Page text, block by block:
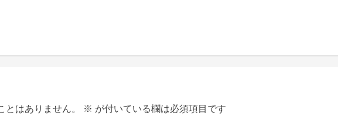
はありません。 ※ が付いている欄は必須項目です